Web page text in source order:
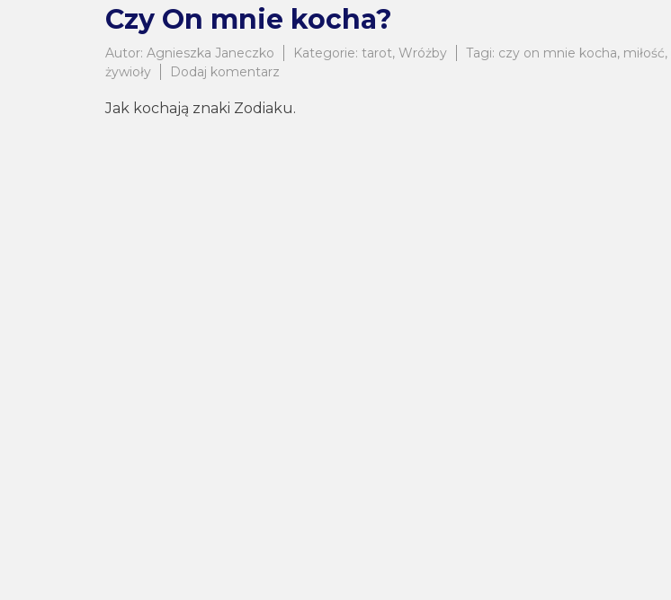
Czy On mnie kocha?
Autor: Agnieszka Janeczko Kategorie: tarot, Wróżby Tagi: czy on mnie kocha, miłość,
żywioły
Dodaj komentarz
On
Jak kochają znaki Zodiaku.